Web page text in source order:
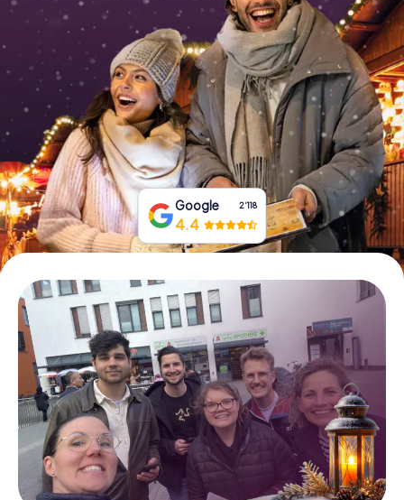
IT
NL
Tickets buchen
Gutscheine bestellen
Google 2‘118
4.4